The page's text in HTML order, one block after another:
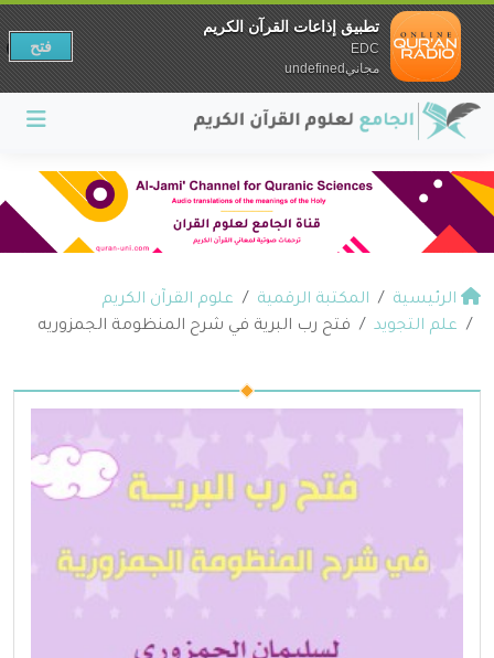
الرئيسية المكتبة الرقمية
علوم القرآن الكريم
علم التجويد
فتح رب البرية في شرح المنظومة الجمزوريه
تطبيق إذاعات القرآن الكريم
EDC
مجانيundefined
فتح